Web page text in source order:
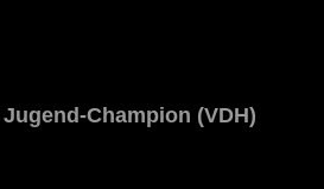
Champion (VDH)